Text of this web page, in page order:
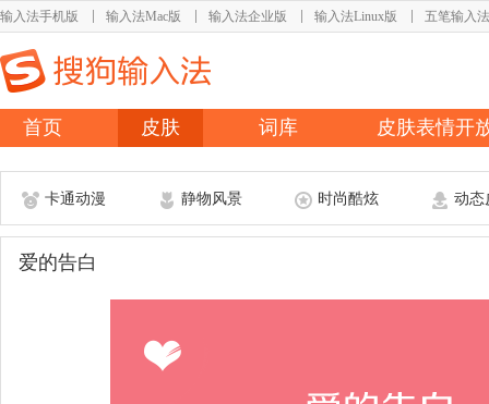
输入法手机版 输入法Mac版 输入法企业版 输入法Linux版 五笔输入法
首页 皮肤 词库 皮肤表情开
卡通动漫 静物风景 时尚酷炫 动态
爱的告白